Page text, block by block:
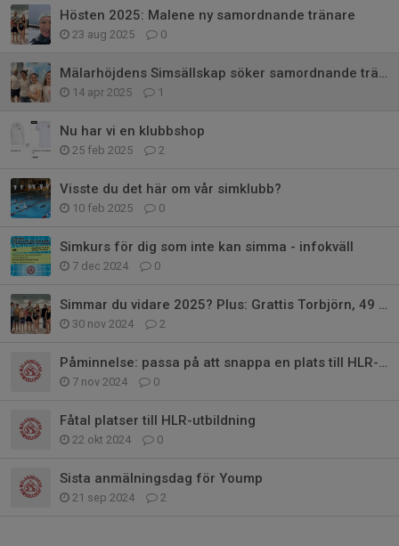
Hösten 2025: Malene ny samordnande tränare
23 aug 2025 0
Mälarhöjdens Simsällskap söker samordnande tränare
14 apr 2025 1
Nu har vi en klubbshop
25 feb 2025 2
Visste du det här om vår simklubb?
10 feb 2025 0
Simkurs för dig som inte kan simma - infokväll
7 dec 2024 0
Simmar du vidare 2025? Plus: Grattis Torbjörn, 49 år
30 nov 2024 2
Påminnelse: passa på att snappa en plats till HLR-utbildning
7 nov 2024 0
Fåtal platser till HLR-utbildning
22 okt 2024 0
Sista anmälningsdag för Yoump
21 sep 2024 2